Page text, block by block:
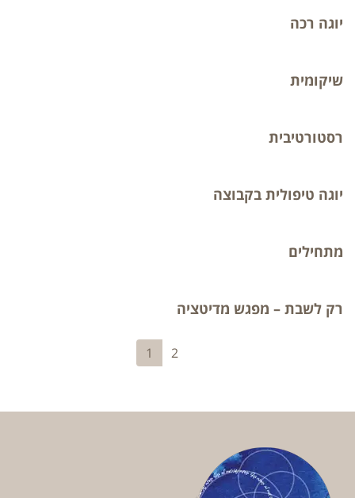
יוגה רכה
שיקומית
רסטורטיבית
יוגה טיפולית בקבוצה
מתחילים
רק לשבת – מפגש מדיטציה
1 2